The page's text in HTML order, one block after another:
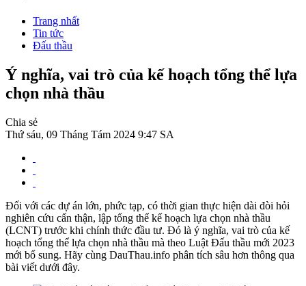
Trang nhất
Tin tức
Đấu thầu
Ý nghĩa, vai trò của kế hoạch tổng thể lựa
chọn nhà thầu
Chia sẻ
Thứ sáu, 09 Tháng Tám 2024 9:47 SA
Đối với các dự án lớn, phức tạp, có thời gian thực hiện dài đòi hỏi
nghiên cứu cẩn thận, lập tổng thể kế hoạch lựa chọn nhà thầu
(LCNT) trước khi chính thức đầu tư. Đó là ý nghĩa, vai trò của kế
hoạch tổng thể lựa chọn nhà thầu mà theo Luật Đấu thầu mới 2023
mới bổ sung. Hãy cùng DauThau.info phân tích sâu hơn thông qua
bài viết dưới đây.